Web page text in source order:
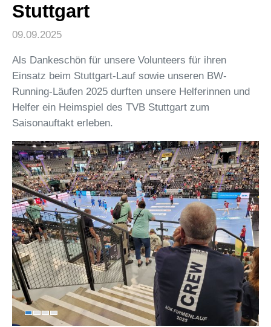
Stuttgart
09.09.2025
Als Dankeschön für unsere Volunteers für ihren
Einsatz beim Stuttgart-Lauf sowie unseren BW-
Running-Läufen 2025 durften unsere Helferinnen und
Helfer ein Heimspiel des TVB Stuttgart zum
Saisonauftakt erleben.